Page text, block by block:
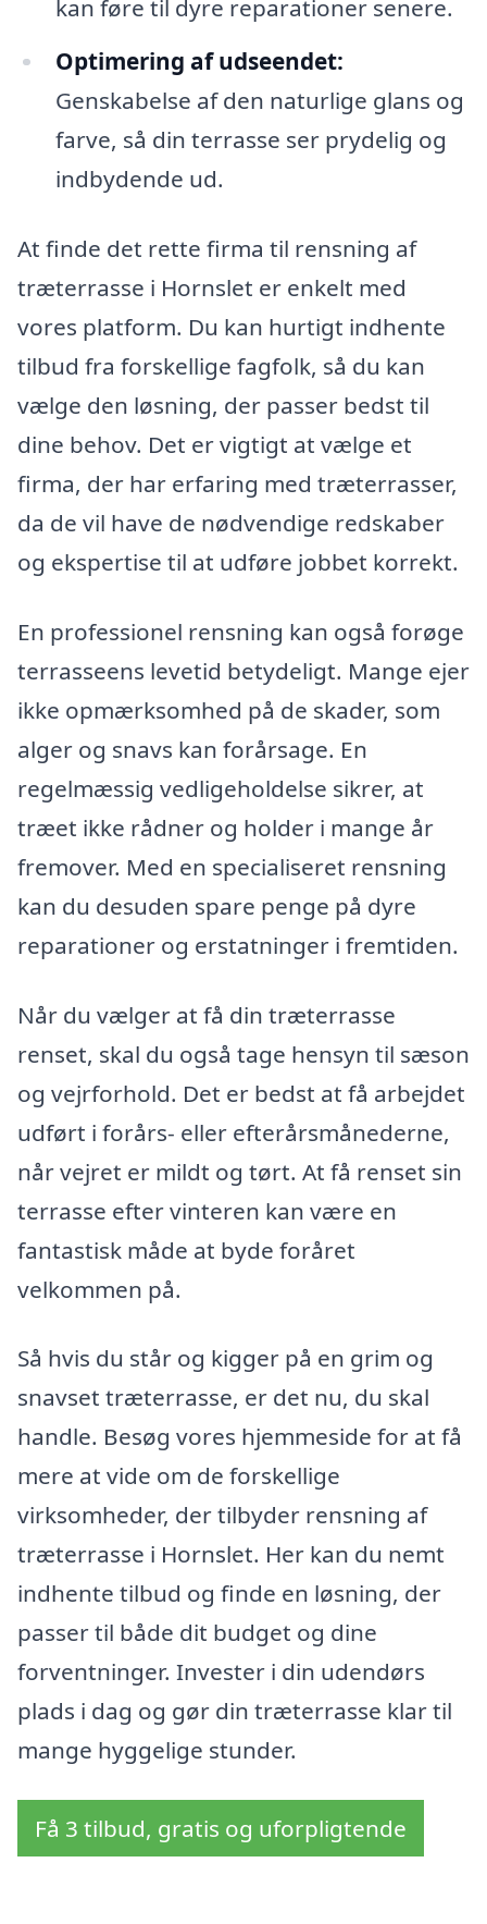
kan føre til dyre reparationer senere.
Optimering af udseendet:
Genskabelse af den naturlige glans og
farve, så din terrasse ser prydelig og
indbydende ud.
At finde det rette firma til rensning af
træterrasse i Hornslet er enkelt med
vores platform. Du kan hurtigt indhente
tilbud fra forskellige fagfolk, så du kan
vælge den løsning, der passer bedst til
dine behov. Det er vigtigt at vælge et
firma, der har erfaring med træterrasser,
da de vil have de nødvendige redskaber
og ekspertise til at udføre jobbet korrekt.
En professionel rensning kan også forøge
terrasseens levetid betydeligt. Mange ejer
ikke opmærksomhed på de skader, som
alger og snavs kan forårsage. En
regelmæssig vedligeholdelse sikrer, at
træet ikke rådner og holder i mange år
fremover. Med en specialiseret rensning
kan du desuden spare penge på dyre
reparationer og erstatninger i fremtiden.
Når du vælger at få din træterrasse
renset, skal du også tage hensyn til sæson
og vejrforhold. Det er bedst at få arbejdet
udført i forårs- eller efterårsmånederne,
når vejret er mildt og tørt. At få renset sin
terrasse efter vinteren kan være en
fantastisk måde at byde foråret
velkommen på.
Så hvis du står og kigger på en grim og
snavset træterrasse, er det nu, du skal
handle. Besøg vores hjemmeside for at få
mere at vide om de forskellige
virksomheder, der tilbyder rensning af
træterrasse i Hornslet. Her kan du nemt
indhente tilbud og finde en løsning, der
passer til både dit budget og dine
forventninger. Invester i din udendørs
plads i dag og gør din træterrasse klar til
mange hyggelige stunder.
Få 3 tilbud, gratis og uforpligtende